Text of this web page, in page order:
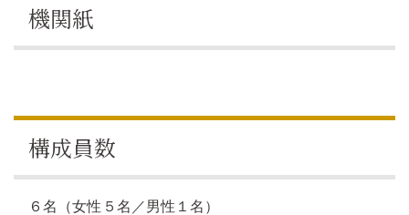
機関紙
構成員数
６名（女性５名／男性１名）